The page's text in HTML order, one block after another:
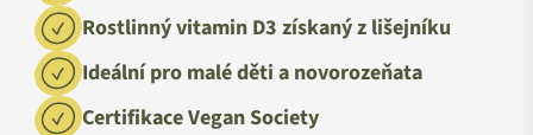
Rostlinný vitamin D3 získaný z lišejníku
Ideální pro malé děti a novorozeňata
Certifikace Vegan Society